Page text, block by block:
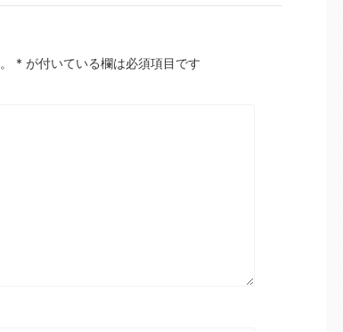
* が付いている欄は必須項目です